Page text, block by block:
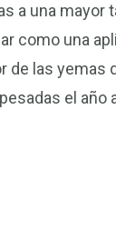
a una mayor
como una
las
el año